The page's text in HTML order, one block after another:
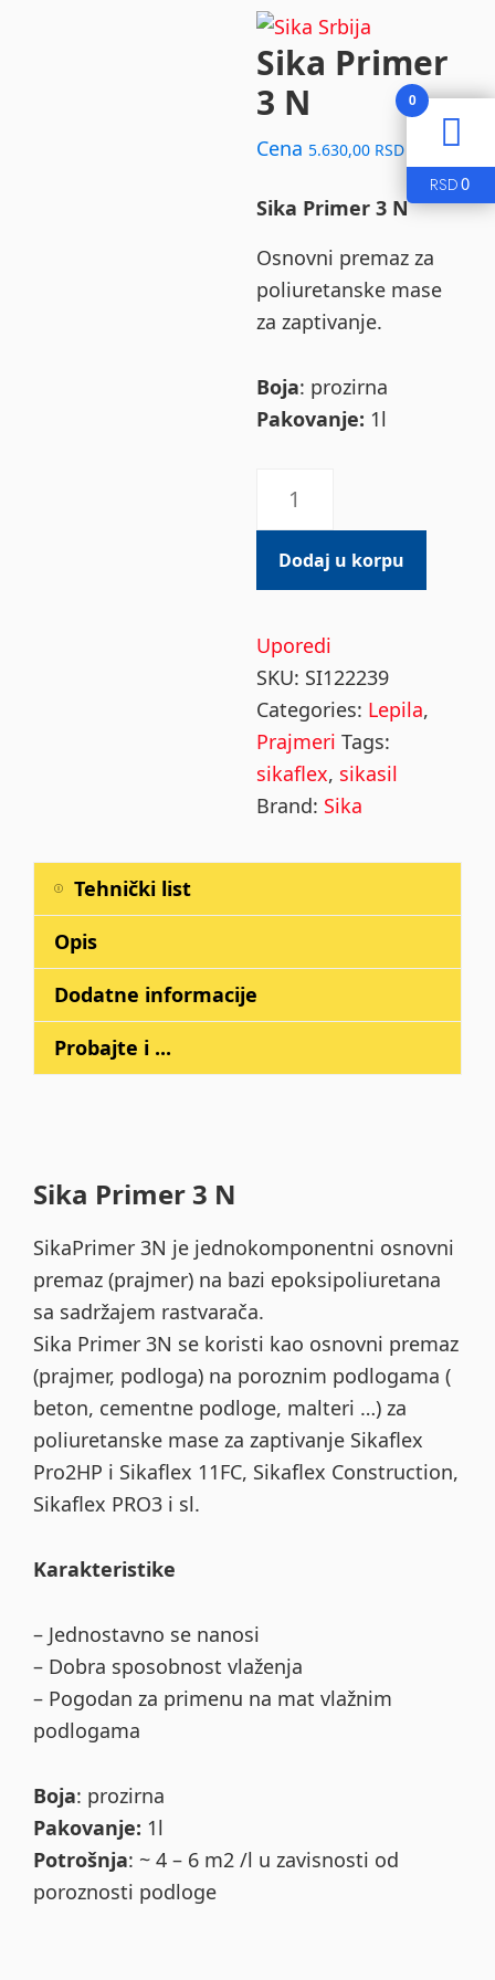
Sika Primer
3 N
Cena 5.630,00 RSD
Sika Primer 3 N
Osnovni premaz za
poliuretanske mase
za zaptivanje.
Boja: prozirna
Pakovanje: 1l
Primer
Dodaj u korpu
Uporedi
SKU: SI122239
Categories: Lepila,
Prajmeri Tags:
sikaflex, sikasil
Brand: Sika
Tehnički list
Opis
Dodatne informacije
Probajte i ...
Sika Primer 3 N
SikaPrimer 3N je jednokomponentni osnovni
premaz (prajmer) na bazi epoksipoliuretana
sa sadržajem rastvarača.
Sika Primer 3N se koristi kao osnovni premaz
(prajmer, podloga) na poroznim podlogama (
beton, cementne podloge, malteri …) za
poliuretanske mase za zaptivanje Sikaflex
Pro2HP i Sikaflex 11FC, Sikaflex Construction,
Sikaflex PRO3 i sl.
Karakteristike
– Jednostavno se nanosi
– Dobra sposobnost vlaženja
– Pogodan za primenu na mat vlažnim
podlogama
Boja: prozirna
Pakovanje: 1l
Potrošnja: ~ 4 – 6 m2 /l u zavisnosti od
poroznosti podloge
0
RSD0